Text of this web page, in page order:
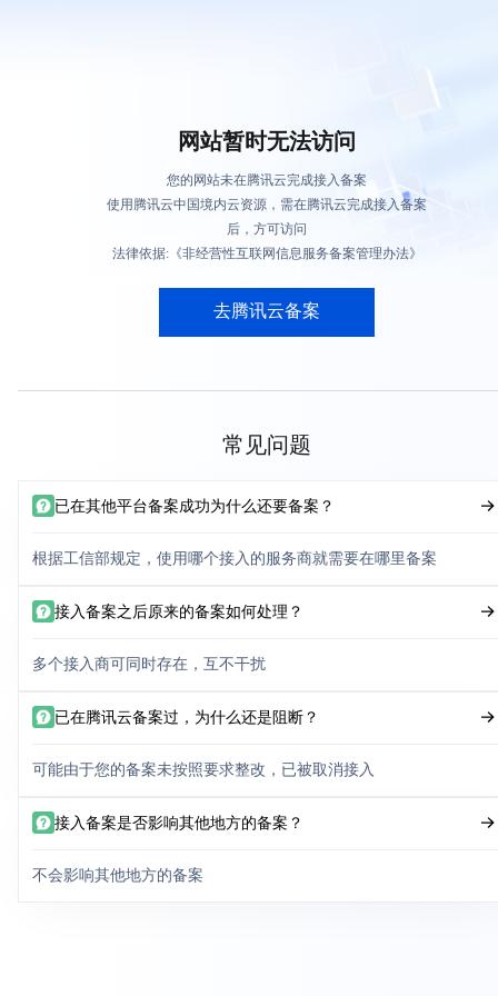
网站暂时无法访问
您的网站未在腾讯云完成接入备案
使用腾讯云中国境内云资源，需在腾讯云完成接入备案
后，方可访问
法律依据:《非经营性互联网信息服务备案管理办法》
去腾讯云备案
常见问题
已在其他平台备案成功为什么还要备案？
根据工信部规定，使用哪个接入的服务商就需要在哪里备案
接入备案之后原来的备案如何处理？
多个接入商可同时存在，互不干扰
已在腾讯云备案过，为什么还是阻断？
可能由于您的备案未按照要求整改，已被取消接入
接入备案是否影响其他地方的备案？
不会影响其他地方的备案